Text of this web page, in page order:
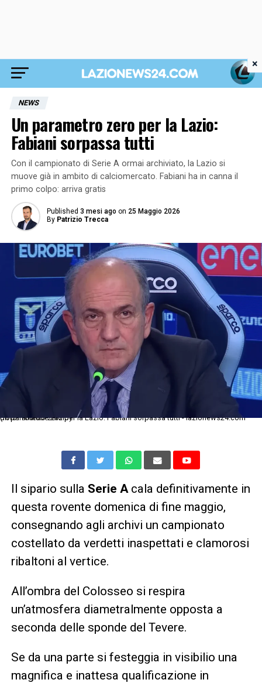
NEWS
Un parametro zero per la Lazio:
Fabiani sorpassa tutti
Con il campionato di Serie A ormai archiviato, la Lazio si
muove già in ambito di calciomercato. Fabiani ha in canna il
primo colpo: arriva gratis
Published 3 mesi ago on 25 Maggio 2026
By Patrizio Trecca
Un parametro zero per la Lazio: Fabiani sorpassa tutti - lazionews24.com (foto: Youtube Lazio)
Il sipario sulla Serie Acala definitivamente in
questa rovente domenica di fine maggio,
consegnando agli archivi un campionato
costellato da verdetti inaspettati e clamorosi
ribaltoni al vertice.
All’ombra del Colosseo si respira
un’atmosfera diametralmente opposta a
seconda delle sponde del Tevere.
Se da una parte si festeggia in visibilio una
magnifica e inattesa qualificazione in
×